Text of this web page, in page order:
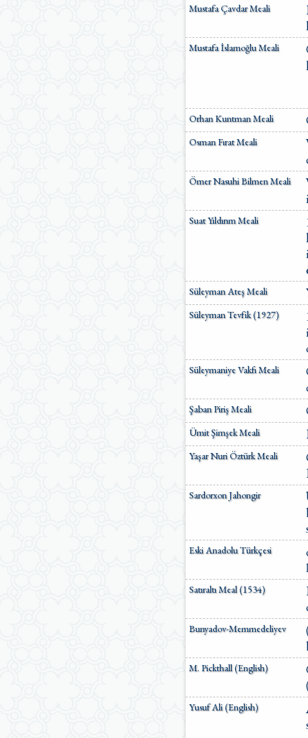
Mustafa Çavdar Meali
Mustafa İslamoğlu Meali
Orhan Kuntman Meali
Osman Fırat Meali
Ömer Nasuhi Bilmen Meali
Suat Yıldırım Meali
Süleyman Ateş Meali
Süleyman Tevfik (1927)
Süleymaniye Vakfı Meali
Şaban Piriş Meali
Ümit Şimşek Meali
Yaşar Nuri Öztürk Meali
Sardorxon Jahongir
Eski Anadolu Türkçesi
Satıraltı Meal (1534)
Bunyadov-Memmedeliyev
M. Pickthall (English)
Yusuf Ali (English)